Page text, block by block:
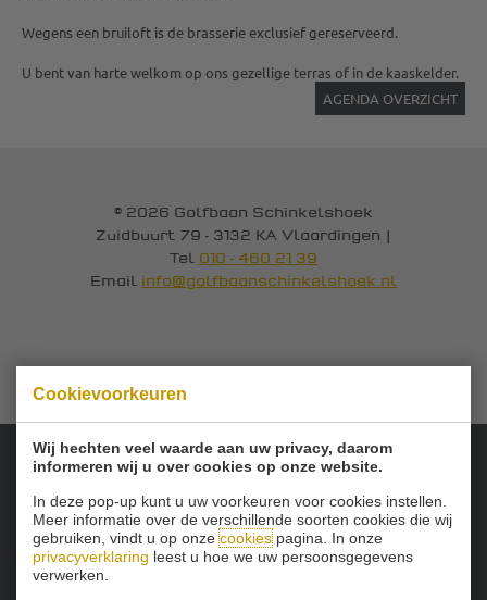
Cookievoorkeuren
Wij hechten veel waarde aan uw privacy, daarom
informeren wij u over cookies op onze website.
In deze pop-up kunt u uw voorkeuren voor cookies instellen.
Meer informatie over de verschillende soorten cookies die wij
gebruiken, vindt u op onzecookiespagina. In onze
privacyverklaring leest u hoe we uw persoonsgegevens
verwerken.
Wegens een bruiloft is de brasserie exclusief gereserveerd.
U bent van harte welkom op ons gezellige terras of in de kaaskelder.
AGENDA OVERZICHT
© 2026 Golfbaan Schinkelshoek
Zuidbuurt 79 - 3132 KA Vlaardingen |
Tel 010 - 460 21 39
Email info@golfbaanschinkelshoek.nl